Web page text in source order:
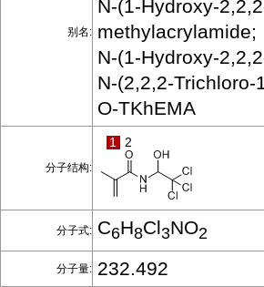
别名:
N-(1-Hydroxy-
methylacrylamide;
N-(1-Hydroxy-
N-(2,2,2-
O-TKhEMA
分子结构:
1 2
分子式: C6H8Cl3NO2
分子量: 232.492